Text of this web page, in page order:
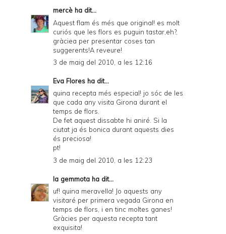
mercè ha dit...
Aquest flam és més que original! es molt
curiós que les flors es puguin tastar,eh?,
gràciea per presentar coses tan
suggerents!A reveure!
3 de maig del 2010, a les 12:16
Eva Flores ha dit...
quina recepta més especial! jo sóc de les
que cada any visita Girona durant el
temps de flors.
De fet aquest dissabte hi aniré. Si la
ciutat ja és bonica durant aquests dies
és preciosa!
pt!
3 de maig del 2010, a les 12:23
la gemmota ha dit...
uf! quina meravella! Jo aquests any
visitaré per primera vegada Girona en
temps de flors, i en tinc moltes ganes!
Gràcies per aquesta recepta tant
exquisita!